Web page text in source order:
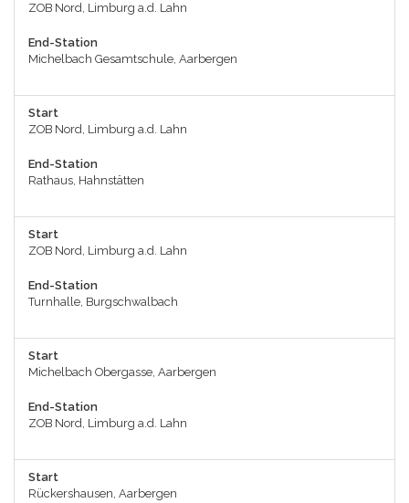
ZOB Nord, Limburg a.d. Lahn
End-Station
Michelbach Gesamtschule, Aarbergen
Start
ZOB Nord, Limburg a.d. Lahn
End-Station
Rathaus, Hahnstätten
Start
ZOB Nord, Limburg a.d. Lahn
End-Station
Turnhalle, Burgschwalbach
Start
Michelbach Obergasse, Aarbergen
End-Station
ZOB Nord, Limburg a.d. Lahn
Start
Rückershausen, Aarbergen